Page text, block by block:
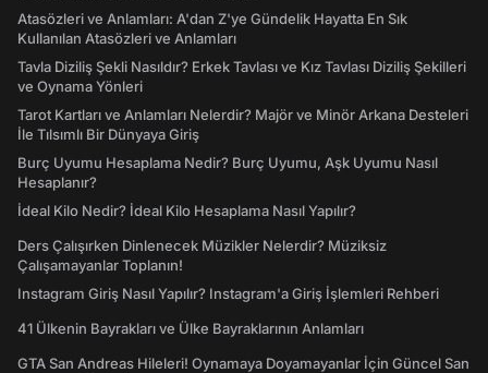
Atasözleri ve Anlamları: A'dan Z'ye Gündelik Hayatta En Sık
Kullanılan Atasözleri ve Anlamları
Tavla Diziliş Şekli Nasıldır? Erkek Tavlası ve Kız Tavlası Diziliş Şekilleri
ve Oynama Yönleri
Tarot Kartları ve Anlamları Nelerdir? Majör ve Minör Arkana Desteleri
İle Tılsımlı Bir Dünyaya Giriş
Burç Uyumu Hesaplama Nedir? Burç Uyumu, Aşk Uyumu Nasıl
Hesaplanır?
İdeal Kilo Nedir? İdeal Kilo Hesaplama Nasıl Yapılır?
Ders Çalışırken Dinlenecek Müzikler Nelerdir? Müziksiz
Çalışamayanlar Toplanın!
Instagram Giriş Nasıl Yapılır? Instagram'a Giriş İşlemleri Rehberi
41 Ülkenin Bayrakları ve Ülke Bayraklarının Anlamları
GTA San Andreas Hileleri! Oynamaya Doyamayanlar İçin Güncel San